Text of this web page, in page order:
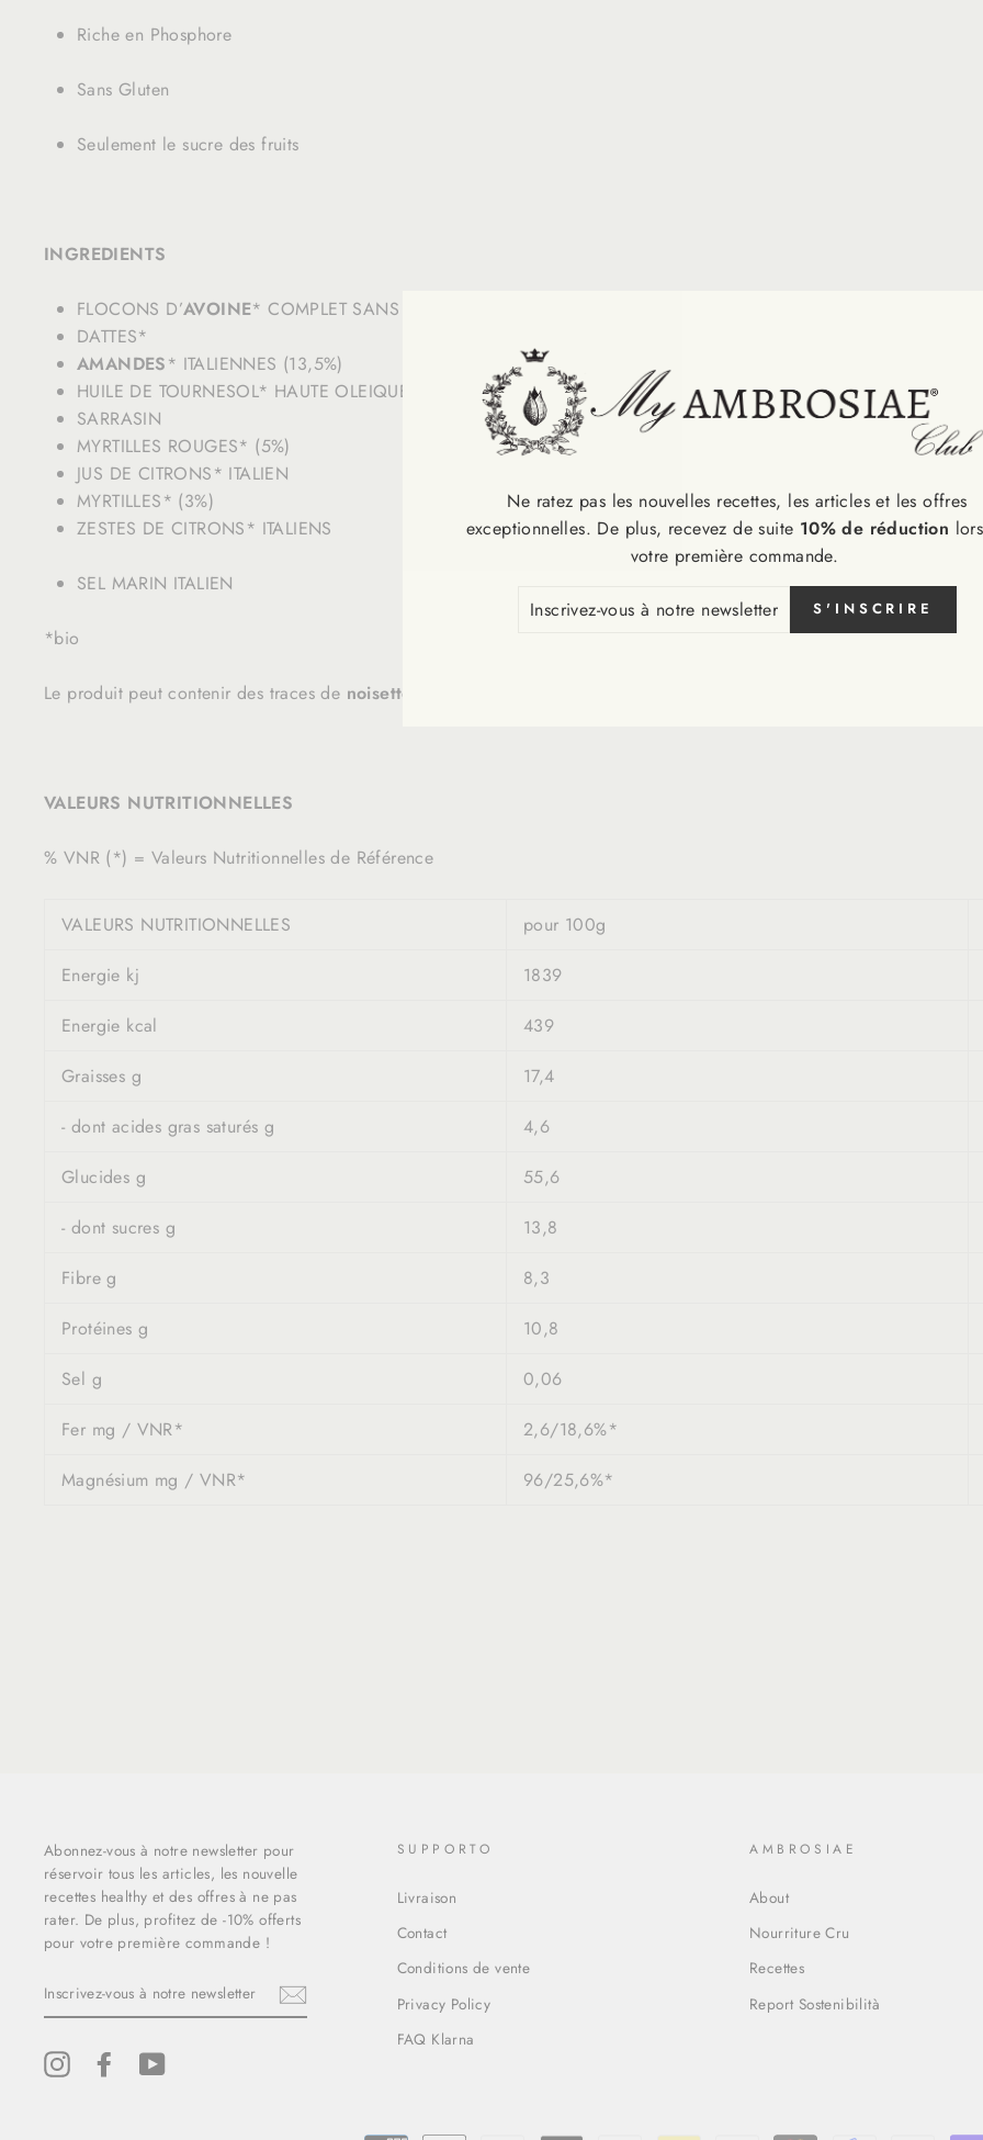
Riche en Phosphore
Sans Gluten
Seulement le sucre des fruits
INGREDIENTS
FLOCONS D’AVOINE* COMPLET SANS GLUTEN
DATTES*
AMANDES* ITALIENNES (13,5%)
HUILE DE TOURNESOL* HAUTE OLEIQUE
SARRASIN
MYRTILLES ROUGES* (5%)
JUS DE CITRONS* ITALIEN
MYRTILLES* (3%)
ZESTES DE CITRONS* ITALIENS
SEL MARIN ITALIEN
*bio
Le produit peut contenir des traces de noisettes, noix du Brésil, pistaches, noix de cajou
VALEURS NUTRITIONNELLES
% VNR (*) = Valeurs Nutritionnelles de Référence
VALEURS NUTRITIONNELLES pour 100g
Energie kj
1839
Energie kcal
439
Graisses g
17,4
- dont acides gras saturés g
4,6
Glucides g
55,6
- dont sucres g
13,8
Fibre g
8,3
Protéines g
10,8
Sel g
0,06
Fer mg / VNR*
2,6/18,6%*
Magnésium mg / VNR*
96/25,6%*
Abonnez-vous à notre newsletter pour
réservoir tous les articles, les nouvelle
recettes healthy et des offres à ne pas
rater. De plus, profitez de -10% offerts
pour votre première commande !
VOUS
À
NEWSLETTER
InstagramFacebookYouTube
SUPPORTO
Livraison
Contact
Conditions de vente
Privacy Policy
FAQ Klarna
AMBROSIAE
About
Nourriture Cru
Recettes
Report Sostenibilità
Ne ratez pas les nouvelles recettes, les articles et les offres
exceptionnelles. De plus, recevez de suite 10% de réduction
votre première commande.
S'INSCRIRE